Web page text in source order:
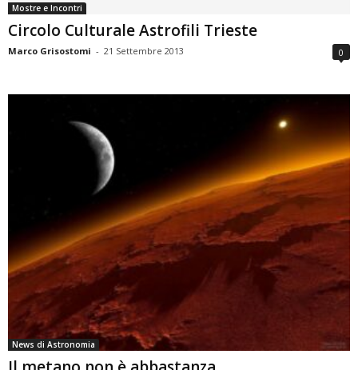
Mostre e Incontri
Circolo Culturale Astrofili Trieste
Marco Grisostomi - 21 Settembre 2013 0
News di Astronomia